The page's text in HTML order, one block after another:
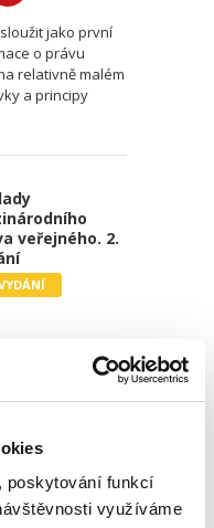
poskytování funkcí
využíváme
jako první
o právu
relativně malém
a principy
veřejného. 2.
jak je